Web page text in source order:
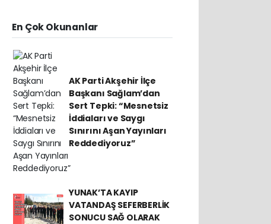
En Çok Okunanlar
AK Parti Akşehir İlçe
Başkanı Sağlam’dan
Sert Tepki: “Mesnetsiz
İddiaları ve Saygı
Sınırını Aşan Yayınları
Reddediyoruz”
YUNAK’TA KAYIP
VATANDAŞ SEFERBERLİK
SONUCU SAĞ OLARAK